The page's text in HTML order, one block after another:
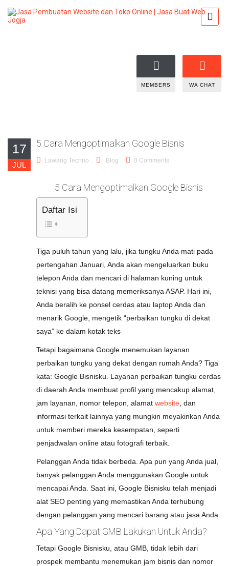
MEMBERS WA CHAT
17
JUL
5 Cara Mengoptimalkan Google Bisnis
Lawang Techno Blog 0 Comments
5 Cara Mengoptimalkan Google Bisnis
Daftar Isi
Tiga puluh tahun yang lalu, jika tungku Anda mati pada
pertengahan Januari, Anda akan mengeluarkan buku
telepon Anda dan mencari di halaman kuning untuk
teknisi yang bisa datang memeriksanya ASAP. Hari ini,
Anda beralih ke ponsel cerdas atau laptop Anda dan
menarik Google, mengetik “perbaikan tungku di dekat
saya” ke dalam kotak teks
Tetapi bagaimana Google menemukan layanan
perbaikan tungku yang dekat dengan rumah Anda? Tiga
kata: Google Bisnisku. Layanan perbaikan tungku cerdas
di daerah Anda membuat profil yang mencakup alamat,
jam layanan, nomor telepon, alamat website , dan
informasi terkait lainnya yang mungkin meyakinkan Anda
untuk memberi mereka kesempatan, seperti
penjadwalan online atau fotografi terbaik.
Pelanggan Anda tidak berbeda. Apa pun yang Anda jual,
banyak pelanggan Anda menggunakan Google untuk
mencapai Anda. Saat ini, Google Bisnisku telah menjadi
alat SEO penting yang memastikan Anda terhubung
dengan pelanggan yang mencari barang atau jasa Anda.
Apa Yang Dapat GMB Lakukan Untuk Anda?
Tetapi Google Bisnisku, atau GMB, tidak lebih dari
prospek membantu menemukan jam bisnis dan nomor